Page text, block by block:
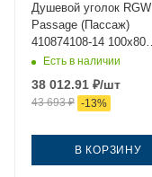
Душевой уголок RGW
Passage (Пассаж)
410874108-14 100х80
стекло прозрачное
профиль черный без
поддона
Есть в наличии
38 012.91 ₽/шт
43 693₽ -13%
В КОРЗИНУ